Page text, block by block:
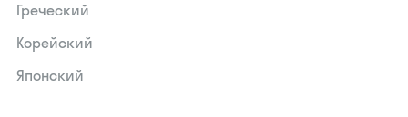
Греческий
Корейский
Японский